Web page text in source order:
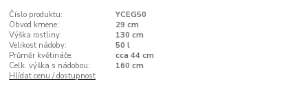
Číslo produktu:
YCEG50
Obvod kmene:
29 cm
Výška rostliny:
130 cm
Velikost nádoby:
50 l
Průměr květináče:
cca 44 cm
Celk. výška s nádobou:
160 cm
Hlídat cenu / dostupnost